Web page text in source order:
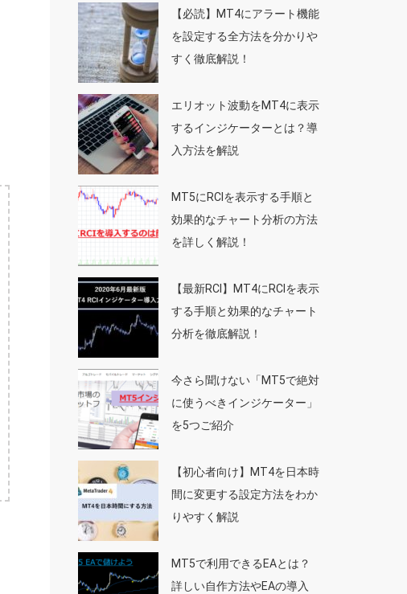
【必読】MT4にアラート機能
を設定する全方法を分かりや
すく徹底解説！
エリオット波動をMT4に表示
するインジケーターとは？導
入方法を解説
MT5にRCIを表示する手順と
効果的なチャート分析の方法
を詳しく解説！
【最新RCI】MT4にRCIを表示
する手順と効果的なチャート
分析を徹底解説！
今さら聞けない「MT5で絶対
に使うべきインジケーター」
を5つご紹介
【初心者向け】MT4を日本時
間に変更する設定方法をわか
りやすく解説
MT5で利用できるEAとは？
詳しい自作方法やEAの導入